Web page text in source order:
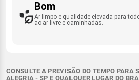
Bom
Ar limpo e qualidade elevada para
ao ar livre e caminhadas.
CONSULTE A PREVISÃO DO TEMPO PARA
ALEGRIA - SP E QUALQUER LUGAR DO